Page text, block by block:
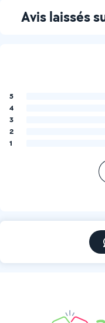
Avis laissés
5
4
3
2
1